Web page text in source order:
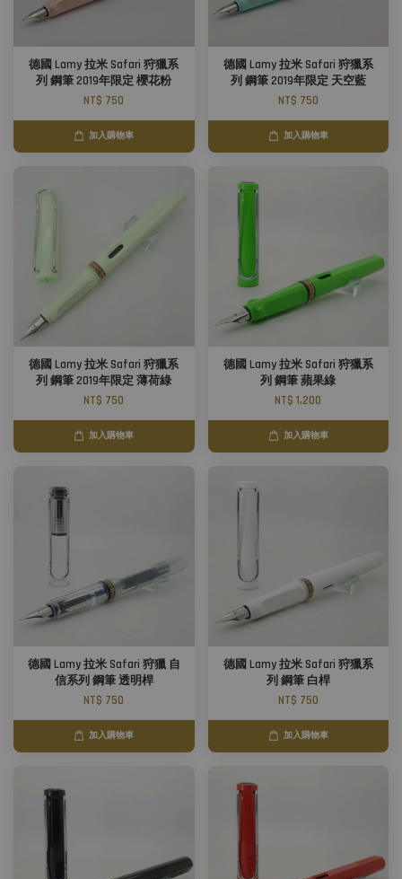
德國 Lamy 拉米 Safari 狩獵系
列 鋼筆 2019年限定 櫻花粉
NT$ 750
加入購物車
德國 Lamy 拉米 Safari 狩獵系
列 鋼筆 2019年限定 天空藍
NT$ 750
加入購物車
德國 Lamy 拉米 Safari 狩獵系
列 鋼筆 2019年限定 薄荷綠
NT$ 750
加入購物車
德國 Lamy 拉米 Safari 狩獵系
列 鋼筆 蘋果綠
NT$ 1,200
加入購物車
德國 Lamy 拉米 Safari 狩獵 自
信系列 鋼筆 透明桿
NT$ 750
加入購物車
德國 Lamy 拉米 Safari 狩獵系
列 鋼筆 白桿
NT$ 750
加入購物車